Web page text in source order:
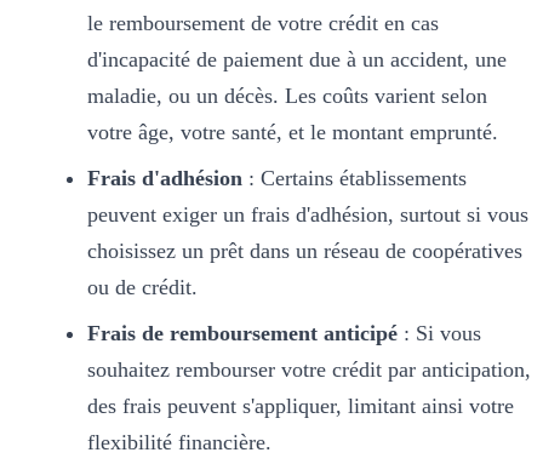
le remboursement de votre crédit en cas
d'incapacité de paiement due à un accident, une
maladie, ou un décès. Les coûts varient selon
votre âge, votre santé, et le montant emprunté.
Frais d'adhésion : Certains établissements
peuvent exiger un frais d'adhésion, surtout si vous
choisissez un prêt dans un réseau de coopératives
ou de crédit.
Frais de remboursement anticipé : Si vous
souhaitez rembourser votre crédit par anticipation,
des frais peuvent s'appliquer, limitant ainsi votre
flexibilité financière.